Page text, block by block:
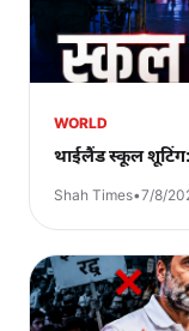
WORLD
थाईलैंड स्कूल शूटिंग:
Shah Times•7/8/